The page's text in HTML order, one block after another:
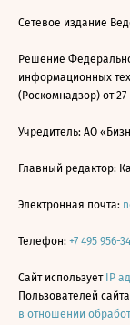
Сетевое издание
Решение
информационных
(Роскомнадзор) от
Учредитель: АО
Главный редактор:
Электронная почта:
Телефон: +7 495 956-
Сайт использует IP
Пользователей
в отношении